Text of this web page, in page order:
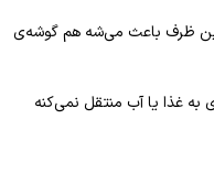
ظرف باعث می‌شه هم گوشه‌ی
غذا یا آب منتقل نمی‌کنه